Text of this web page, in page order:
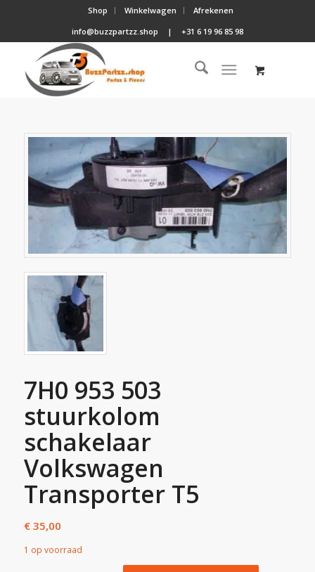
Shop Winkelwagen
Afrekenen
info@buzzpartzz.shop
| +31 6 19 96 85 98
7H0 953 503
stuurkolom
schakelaar
Volkswagen
Transporter T5
€35,00
1 op voorraad